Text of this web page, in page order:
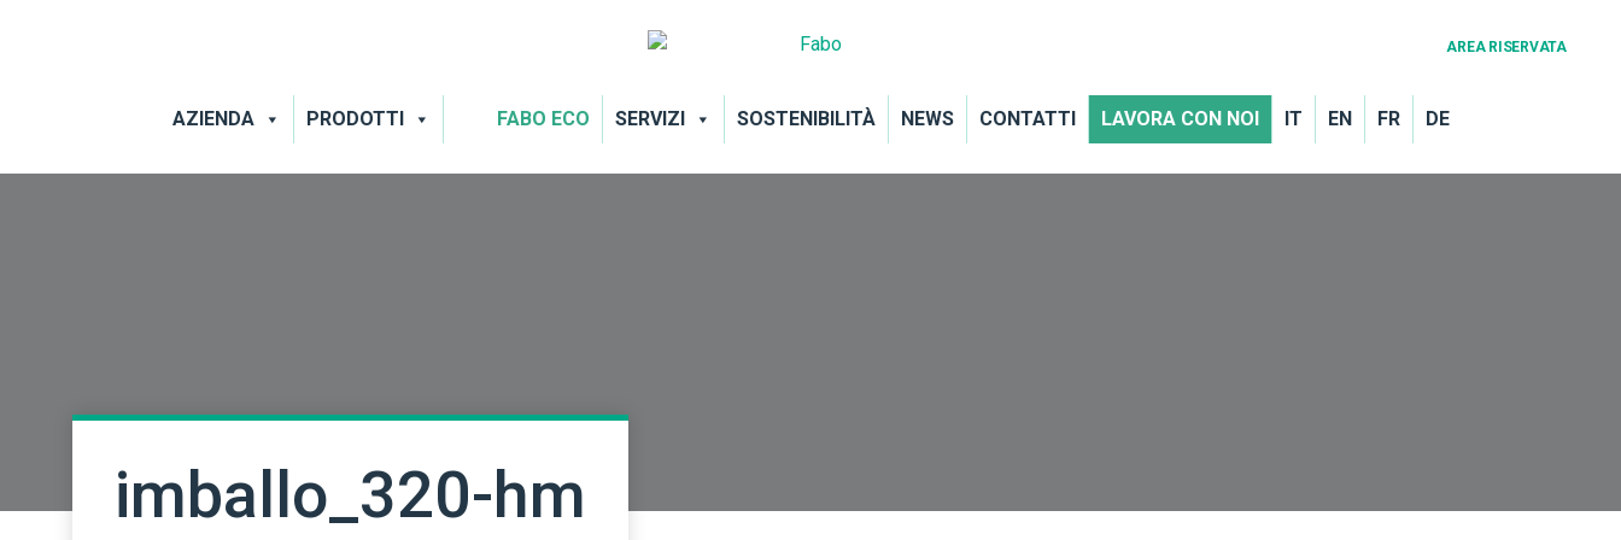
AREA RISERVATA
AZIENDA PRODOTTI FABO ECO SERVIZI SOSTENIBILITÀ NEWS CONTATTI LAVORA CON NOI IT EN FR DE
imballo_320-hm